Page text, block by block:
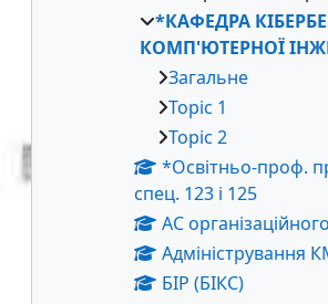
*КАФЕДРА
КОМП'ЮТЕРНОЇ
Загальне
Topic 1
Topic 2
*Освітньо-проф.
спец. 123 і 125
АС
Адміністрування
БІР (БІКС)